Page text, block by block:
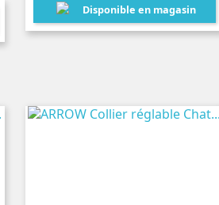
Disponible en magasin